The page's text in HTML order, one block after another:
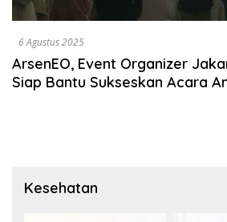
6 Agustus 2025
ArsenEO, Event Organizer
Siap Bantu Sukseskan Acara
Kesehatan